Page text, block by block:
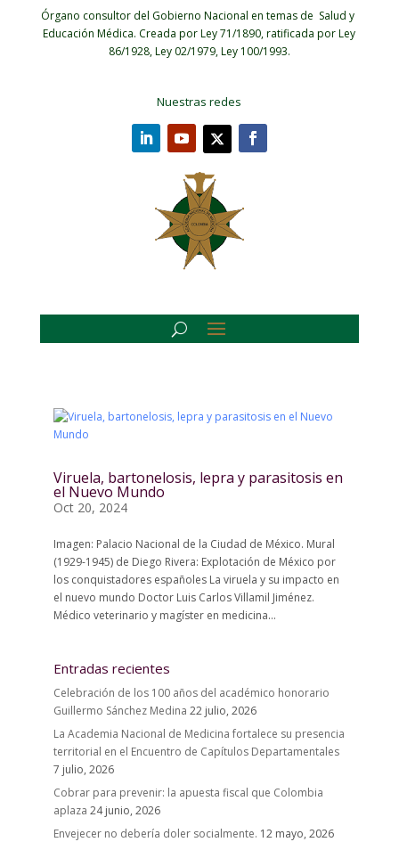
Órgano consultor del Gobierno Nacional en temas de Salud y
Educación Médica. Creada por Ley 71/1890, ratificada por Ley
86/1928, Ley 02/1979, Ley 100/1993.
Nuestras redes
Viruela, bartonelosis, lepra y parasitosis en
el Nuevo Mundo
Oct 20, 2024
Imagen: Palacio Nacional de la Ciudad de México. Mural
(1929-1945) de Diego Rivera: Explotación de México por
los conquistadores españoles La viruela y su impacto en
el nuevo mundo Doctor Luis Carlos Villamil Jiménez.
Médico veterinario y magíster en medicina...
Entradas recientes
Celebración de los 100 años del académico honorario
Guillermo Sánchez Medina 22 julio, 2026
La Academia Nacional de Medicina fortalece su presencia
territorial en el Encuentro de Capítulos Departamentales
7 julio, 2026
Cobrar para prevenir: la apuesta fiscal que Colombia
aplaza 24 junio, 2026
Envejecer no debería doler socialmente. 12 mayo, 2026